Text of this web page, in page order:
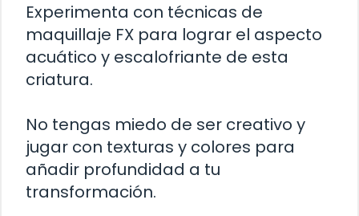
Experimenta con técnicas de
maquillaje FX para lograr el aspecto
acuático y escalofriante de esta
criatura.
No tengas miedo de ser creativo y
jugar con texturas y colores para
añadir profundidad a tu
transformación.